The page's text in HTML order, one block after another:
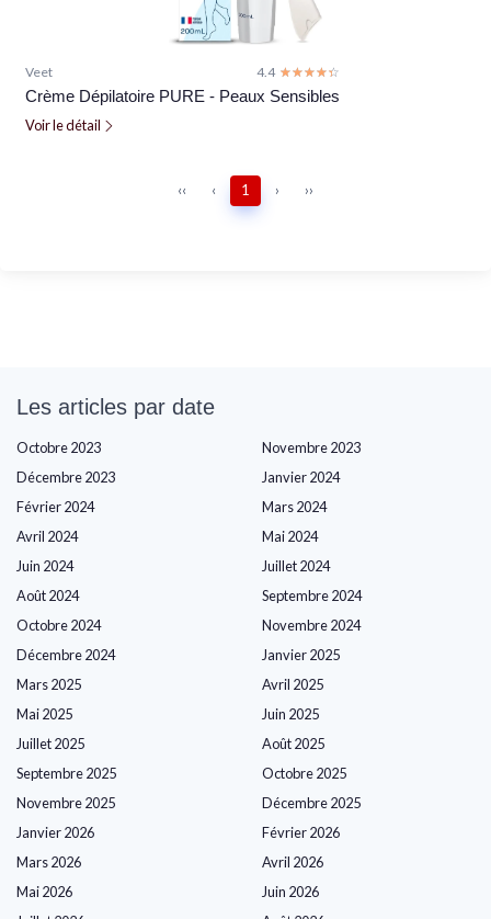
Veet 4.4 ☆☆☆☆☆
★★★★★
Crème Dépilatoire PURE - Peaux Sensibles
Voir le détail
‹‹ ‹ 1 › ››
Les articles par date
Octobre 2023
Novembre 2023
Décembre 2023
Janvier 2024
Février 2024
Mars 2024
Avril 2024
Mai 2024
Juin 2024
Juillet 2024
Août 2024
Septembre 2024
Octobre 2024
Novembre 2024
Décembre 2024
Janvier 2025
Mars 2025
Avril 2025
Mai 2025
Juin 2025
Juillet 2025
Août 2025
Septembre 2025
Octobre 2025
Novembre 2025
Décembre 2025
Janvier 2026
Février 2026
Mars 2026
Avril 2026
Mai 2026
Juin 2026